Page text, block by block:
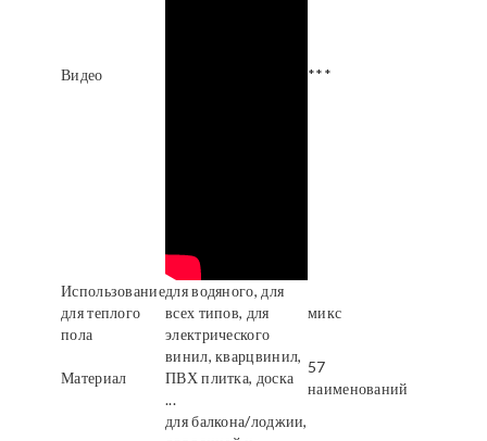
Видео ***
Использование
для теплого
пола
для водяного, для
всех типов, для
электрического
микс
Материал
винил, кварцвинил,
ПВХ плитка, доска
...
57
наименований
для балкона/лоджии,